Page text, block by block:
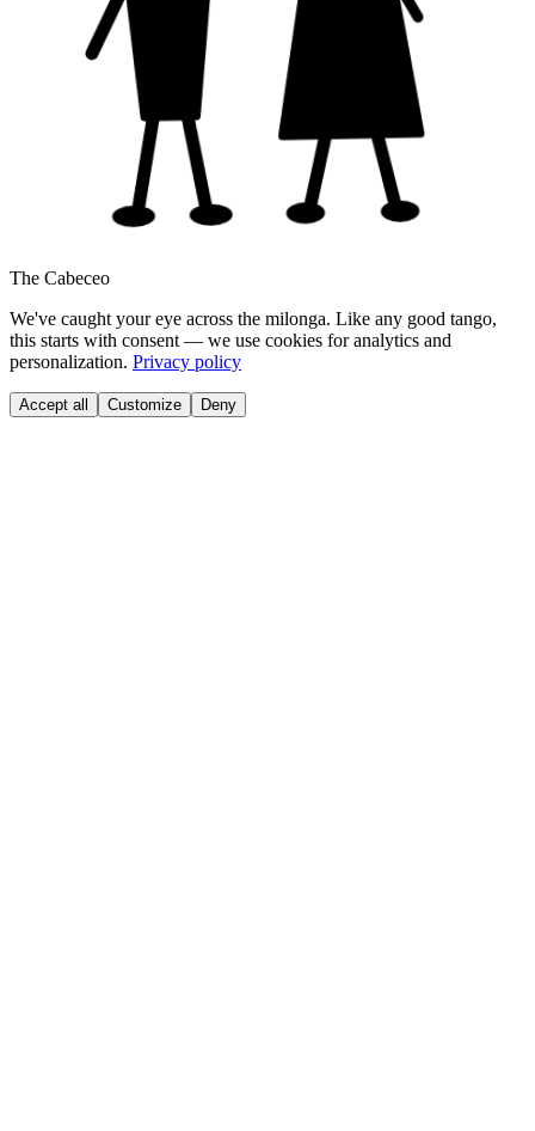
The Cabeceo
We've caught your eye across the milonga. Like any good tango,
this starts with consent — we use cookies for analytics and
personalization. Privacy policy
Accept all Customize Deny